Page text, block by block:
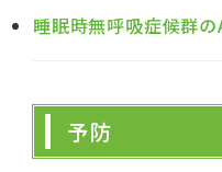
睡眠時無呼吸症候群
予防